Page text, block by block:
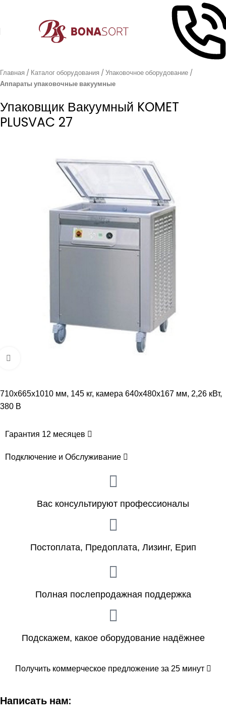
Главная Каталог оборудования
Упаковочное оборудование
Аппараты упаковочные вакуумные
Упаковщик Вакуумный KOMET
PLUSVAC 27
710x665x1010 мм, 145 кг, камера 640x480x167 мм, 2,26 кВт,
380 В
Гарантия 12 месяцев
Подключение и Обслуживание
Вас консультируют профессионалы
Постоплата, Предоплата, Лизинг, Ерип
Полная послепродажная поддержка
Подскажем, какое оборудование надёжнее
Получить коммерческое предложение за 25 минут
Написать нам: